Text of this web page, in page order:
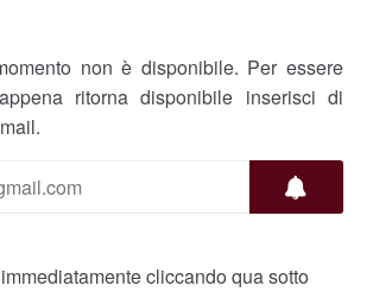
non è disponibile. Per essere
ritorna disponibile inserisci di
cliccando qua sotto